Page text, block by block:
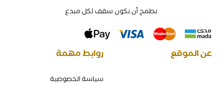
نطمح أن نكون سقف لكل مبدع
عن الموقع روابط مهمة
سياسة الخصوصية